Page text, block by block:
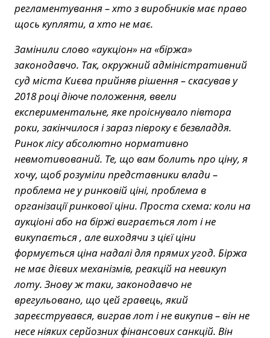
регламентування – хто з виробників має право
щось купляти, а хто не має.
Замінили слово «аукціон» на «біржа»
законодавчо. Так, окружний адміністративний
суд міста Києва прийняв рішення – скасував у
2018 році діюче положення, ввели
експериментальне, яке проіснувало півтора
роки, закінчилося і зараз півроку є безвладдя.
Ринок лісу абсолютно нормативно
невмотивований. Те, що вам болить про ціну, я
хочу, щоб розуміли представники влади –
проблема не у ринковій ціні, проблема в
організації ринкової ціни. Проста схема: коли на
аукціоні або на біржі виграється лот і не
викупається , але виходячи з цієї ціни
формується ціна надалі для прямих угод. Біржа
не має дієвих механізмів, реакцій на невикуп
лоту. Знову ж таки, законодавчо не
врегульовано, що цей гравець, який
зареєструвався, виграв лот і не викупив – він не
несе ніяких серйозних фінансових санкцій. Він